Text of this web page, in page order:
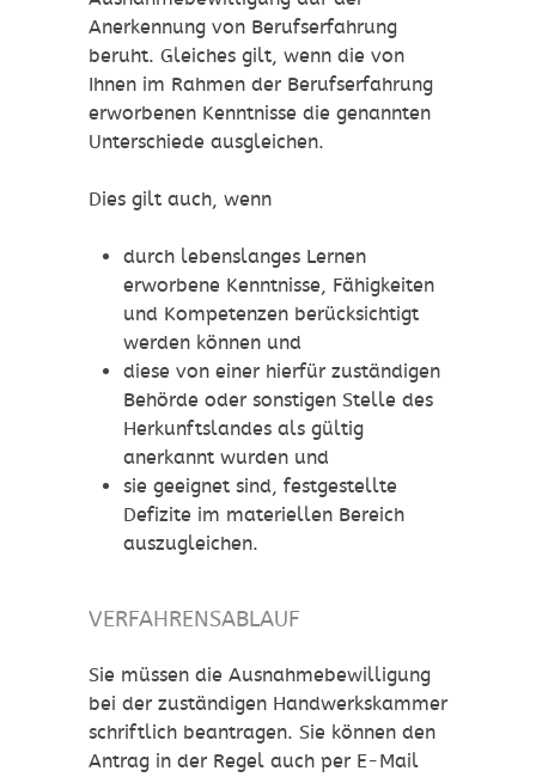
Anerkennung von Berufserfahrung
beruht. Gleiches gilt, wenn die von
Ihnen im Rahmen der Berufserfahrung
erworbenen Kenntnisse die genannten
Unterschiede ausgleichen.
Dies gilt auch, wenn
durch lebenslanges Lernen
erworbene Kenntnisse, Fähigkeiten
und Kompetenzen berücksichtigt
werden können und
diese von einer hierfür zuständigen
Behörde oder sonstigen Stelle des
Herkunftslandes als gültig
anerkannt wurden und
sie geeignet sind, festgestellte
Defizite im materiellen Bereich
auszugleichen.
VERFAHRENSABLAUF
Sie müssen die Ausnahmebewilligung
bei der zuständigen Handwerkskammer
schriftlich beantragen. Sie können den
Antrag in der Regel auch per E-Mail